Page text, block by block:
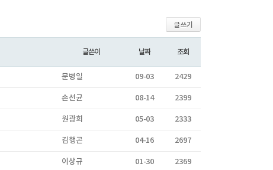
글쓰기
글쓴이 날짜 조회
문병일 09-03 2429
손선균 08-14 2399
원광희 05-03 2333
김행곤 04-16 2697
이상규 01-30 2369